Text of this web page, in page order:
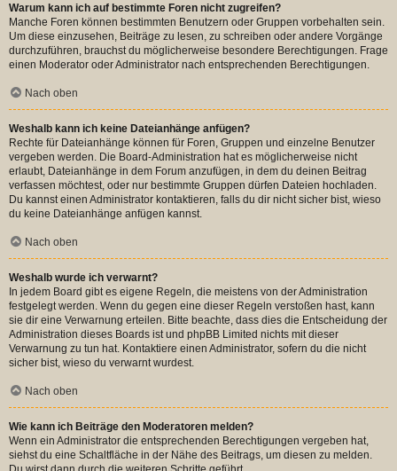
Warum kann ich auf bestimmte Foren nicht zugreifen?
Manche Foren können bestimmten Benutzern oder Gruppen vorbehalten sein.
Um diese einzusehen, Beiträge zu lesen, zu schreiben oder andere Vorgänge
durchzuführen, brauchst du möglicherweise besondere Berechtigungen. Frage
einen Moderator oder Administrator nach entsprechenden Berechtigungen.
Nach oben
Weshalb kann ich keine Dateianhänge anfügen?
Rechte für Dateianhänge können für Foren, Gruppen und einzelne Benutzer
vergeben werden. Die Board-Administration hat es möglicherweise nicht
erlaubt, Dateianhänge in dem Forum anzufügen, in dem du deinen Beitrag
verfassen möchtest, oder nur bestimmte Gruppen dürfen Dateien hochladen.
Du kannst einen Administrator kontaktieren, falls du dir nicht sicher bist, wieso
du keine Dateianhänge anfügen kannst.
Nach oben
Weshalb wurde ich verwarnt?
In jedem Board gibt es eigene Regeln, die meistens von der Administration
festgelegt werden. Wenn du gegen eine dieser Regeln verstoßen hast, kann
sie dir eine Verwarnung erteilen. Bitte beachte, dass dies die Entscheidung der
Administration dieses Boards ist und phpBB Limited nichts mit dieser
Verwarnung zu tun hat. Kontaktiere einen Administrator, sofern du die nicht
sicher bist, wieso du verwarnt wurdest.
Nach oben
Wie kann ich Beiträge den Moderatoren melden?
Wenn ein Administrator die entsprechenden Berechtigungen vergeben hat,
siehst du eine Schaltfläche in der Nähe des Beitrags, um diesen zu melden.